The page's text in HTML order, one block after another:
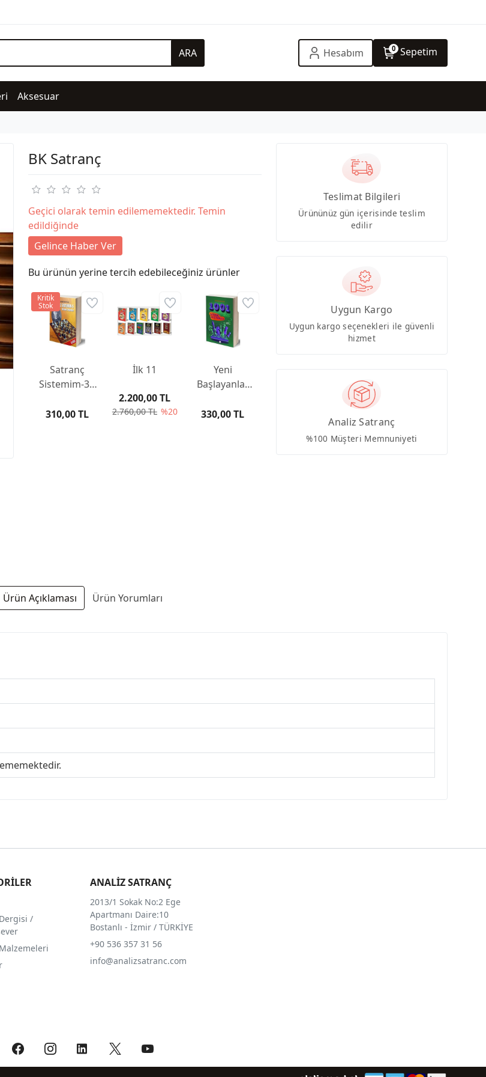
ARA Hesabım 0 Sepetim
Aksesuar
BK Satranç
Geçici olarak temin edilememektedir. Temin
edildiğinde
Gelince Haber Ver
Bu ürünün yerine tercih edebileceğiniz ürünler
Satranç
Sistemim-3 /
Oyunlar
310,00 TL
Kritik
Stok
İlk 11
2.760,00 TL %20
2.200,00 TL
Yeni
Başlayanlar
Satranç
330,00 TL
Teslimat Bilgileri
Ürününüz gün içerisinde teslim
edilir
Uygun Kargo
Uygun kargo seçenekleri ile güvenli
hizmet
Analiz Satranç
%100 Müşteri Memnuniyeti
Ürün Açıklaması Ürün Yorumları
/
ANALİZ SATRANÇ
2013/1 Sokak No:2 Ege
Apartmanı Daire:10
Bostanlı - İzmir / TÜRKİYE
+90 536 357 31 56
info@analizsatranc.com